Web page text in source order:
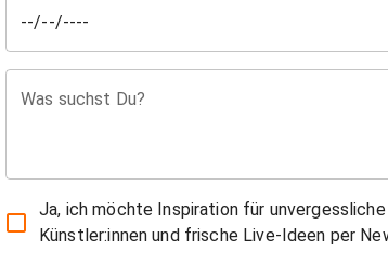
Was suchst Du?
Ja, ich möchte Inspiration für
Künstler:innen und frische Live-Ideen per